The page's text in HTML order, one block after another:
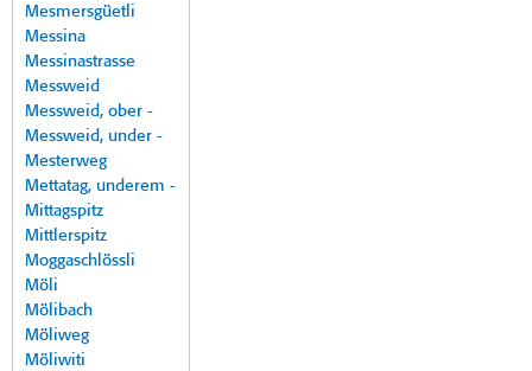
Mesmersgüetli
Messina
Messinastrasse
Messweid
Messweid, ober -
Messweid, under -
Mesterweg
Mettatag, underem -
Mittagspitz
Mittlerspitz
Moggaschlössli
Möli
Mölibach
Möliweg
Möliwiti